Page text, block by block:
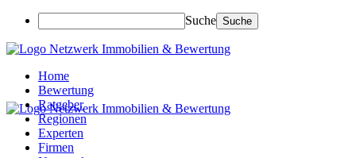
Suche
Home
Bewertung
Ratgeber
Regionen
Experten
Firmen